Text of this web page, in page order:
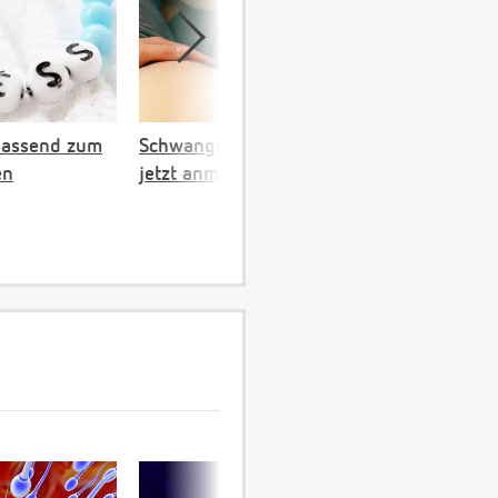
zum
Schwangerschaftskalender:
jetzt anmelden